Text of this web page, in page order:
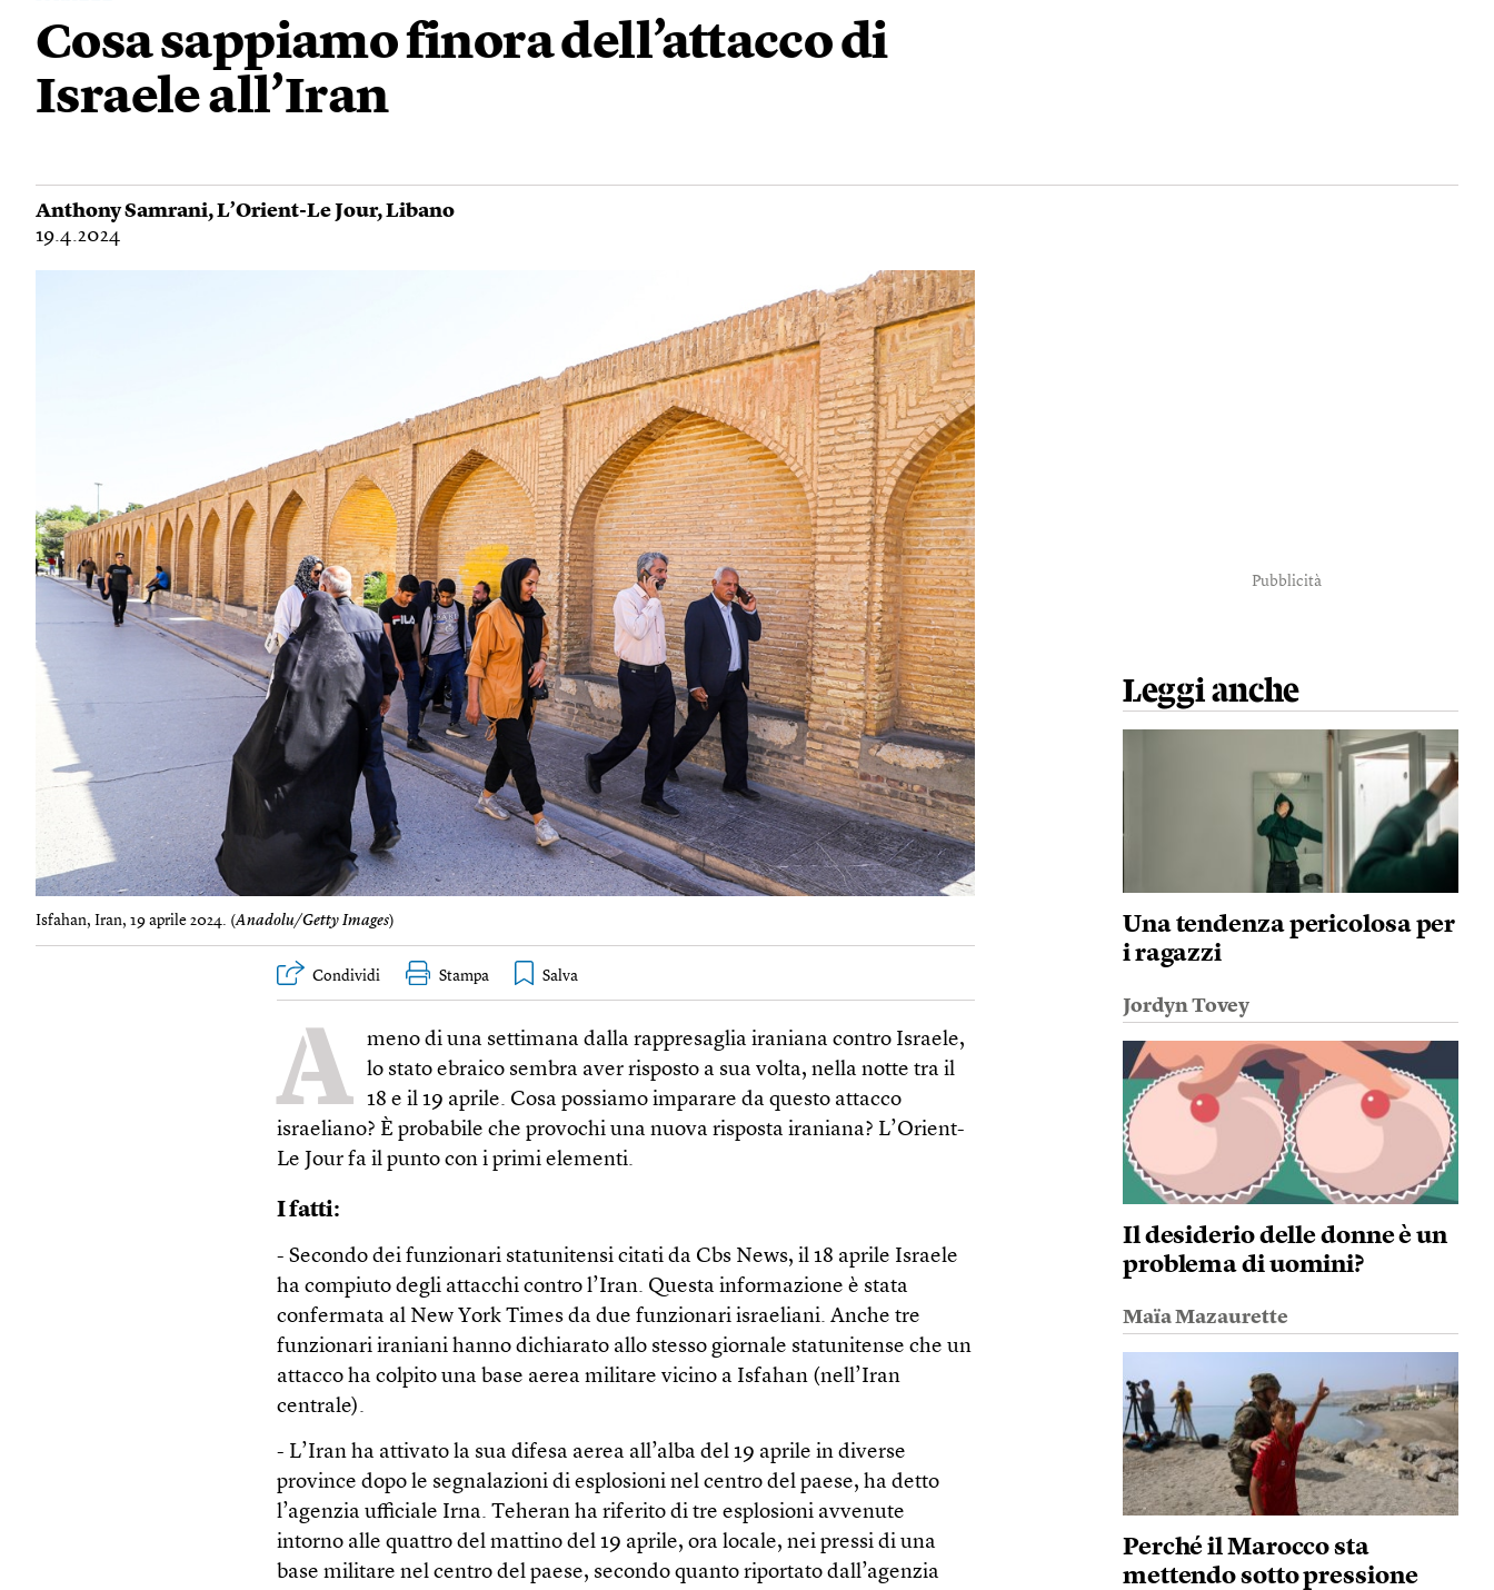
Cosa sappiamo finora dell’attacco di
Israele all’Iran
Anthony Samrani,L’Orient-Le Jour,Libano
19.4.2024
Isfahan, Iran, 19 aprile 2024. (Anadolu/Getty Images)
Condividi Stampa
A
meno di una settimana dalla rappresaglia iraniana contro Israele,
lo stato ebraico sembra aver risposto a sua volta, nella notte tra il
18 e il 19 aprile. Cosa possiamo imparare da questo attacco
israeliano? È probabile che provochi una nuova risposta iraniana? L’Orient-
Le Jour fa il punto con i primi elementi.
I fatti:
- Secondo dei funzionari statunitensi citati da Cbs News, il 18 aprile Israele
ha compiuto degli attacchi contro l’Iran. Questa informazione è stata
confermata al New York Times da due funzionari israeliani. Anche tre
funzionari iraniani hanno dichiarato allo stesso giornale statunitense che un
attacco ha colpito una base aerea militare vicino a Isfahan (nell’Iran
centrale).
- L’Iran ha attivato la sua difesa aerea all’alba del 19 aprile in diverse
province dopo le segnalazioni di esplosioni nel centro del paese, ha detto
l’agenzia ufficiale Irna. Teheran ha riferito di tre esplosioni avvenute
intorno alle quattro del mattino del 19 aprile, ora locale, nei pressi di una
base militare nel centro del paese, secondo quanto riportato dall’agenzia
Pubblicità
Leggi anche
Una tendenza pericolosa per
i ragazzi
Jordyn Tovey
Il desiderio delle donne è un
problema di uomini?
Maïa Mazaurette
Perché il Marocco sta
mettendo sotto pressione